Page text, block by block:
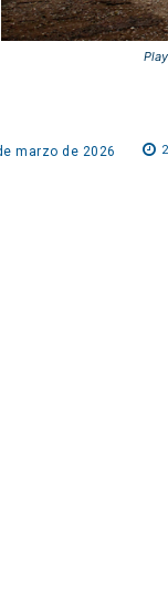
marzo de 2026 2